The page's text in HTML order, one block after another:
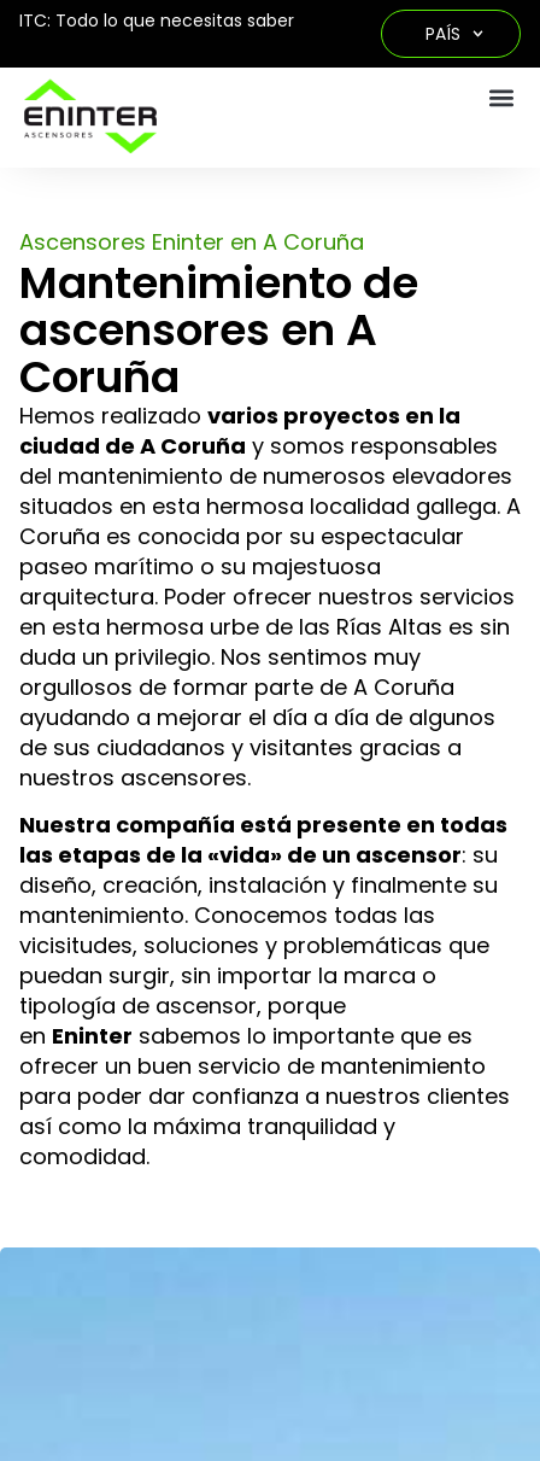
ITC: Todo lo que necesitas saber
PAÍS
Ascensores Eninter en A Coruña
Mantenimiento de
ascensores en A
Coruña
Hemos realizado varios proyectos en la
ciudad de A Coruña y somos responsables
del mantenimiento de numerosos elevadores
situados en esta hermosa localidad gallega. A
Coruña es conocida por su espectacular
paseo marítimo o su majestuosa
arquitectura. Poder ofrecer nuestros servicios
en esta hermosa urbe de las Rías Altas es sin
duda un privilegio. Nos sentimos muy
orgullosos de formar parte de A Coruña
ayudando a mejorar el día a día de algunos
de sus ciudadanos y visitantes gracias a
nuestros ascensores.
Nuestra compañía está presente en todas
las etapas de la «vida» de un ascensor: su
diseño, creación, instalación y finalmente su
mantenimiento. Conocemos todas las
vicisitudes, soluciones y problemáticas que
puedan surgir, sin importar la marca o
tipología de ascensor, porque
en Eninter sabemos lo importante que es
ofrecer un buen servicio de mantenimiento
para poder dar confianza a nuestros clientes
así como la máxima tranquilidad y
comodidad.